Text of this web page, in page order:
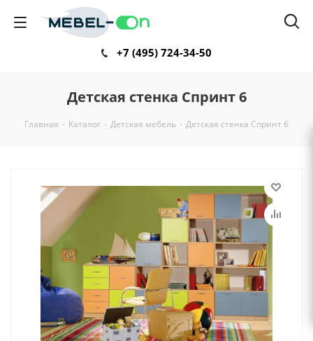
+7 (495) 724-34-50
Детская стенка Спринт 6
Главная - Каталог - Детская мебель - Детская стенка Спринт 6